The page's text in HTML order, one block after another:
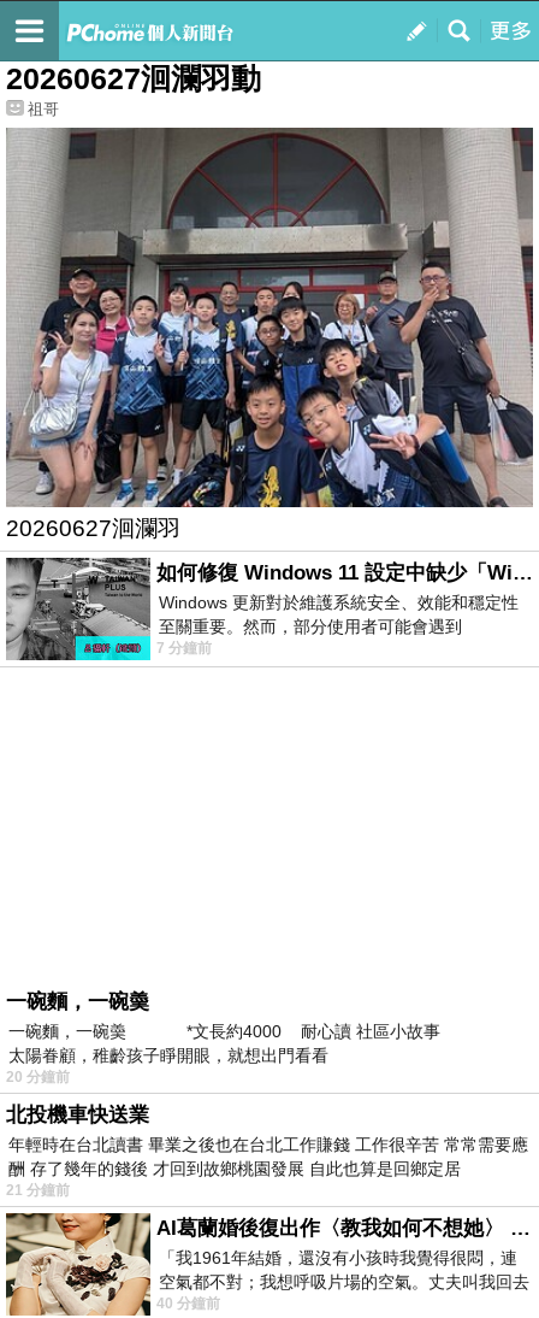
我的
最新文章
20260627洄瀾羽動
祖哥
20260627洄瀾羽
如何修復 Windows 11 設定中缺少「Windows 更新」？
Windows 更新對於維護系統安全、效能和穩定性
至關重要。然而，部分使用者可能會遇到
Windows 11 設定應用程式中缺少「Windows 更
7 分鐘前
一碗麵，一碗羮
一碗麵，一碗羮 *文長約4000 耐心讀 社區小故事
太陽眷顧，稚齡孩子睜開眼，就想出門看看
20 分鐘前
北投機車快送業
年輕時在台北讀書 畢業之後也在台北工作賺錢 工作很辛苦 常常需要應
酬 存了幾年的錢後 才回到故鄉桃園發展 自此也算是回鄉定居
21 分鐘前
AI葛蘭婚後復出作〈教我如何不想她〉 #戀上老電影 #葛蘭 #粟子
「我1961年結婚，還沒有小孩時我覺得很悶，連
空氣都不對；我想呼吸片場的空氣。丈夫叫我回去
試試看……拍了〈教我如何不想她〉（1963
40 分鐘前